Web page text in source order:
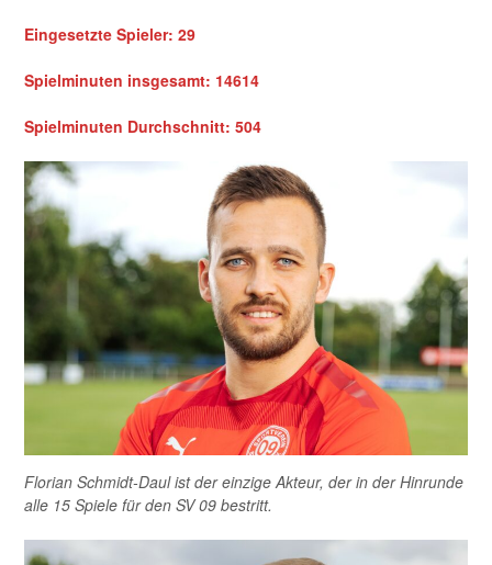
Eingesetzte Spieler: 29
Spielminuten insgesamt: 14614
Spielminuten Durchschnitt: 504
Florian Schmidt-Daul ist der einzige Akteur, der in der Hinrunde
alle 15 Spiele für den SV 09 bestritt.